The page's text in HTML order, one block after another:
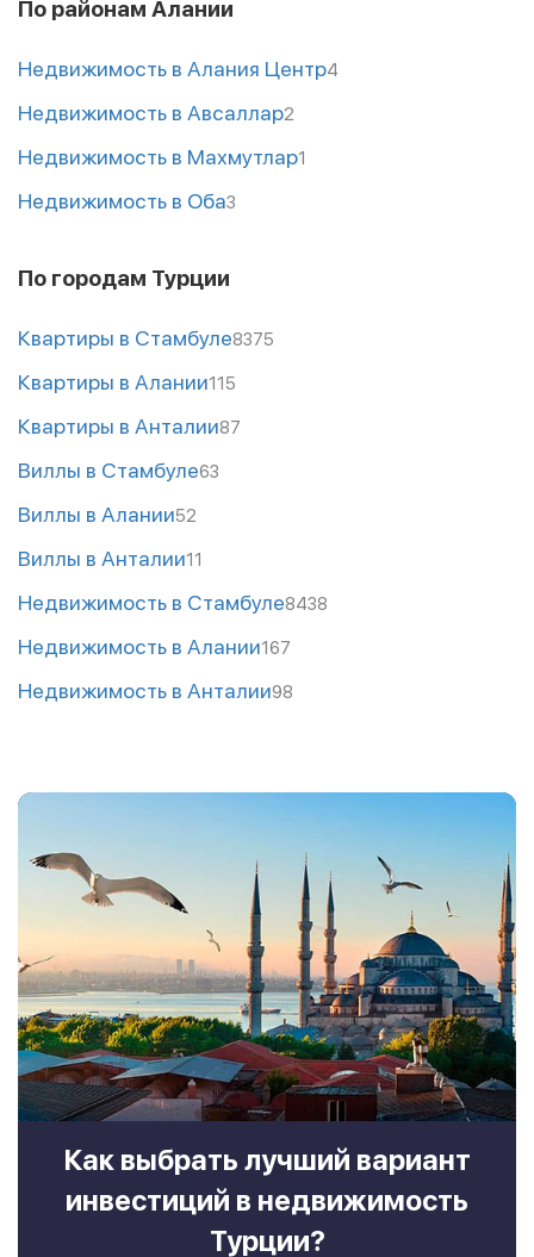
По районам Алании
Недвижимость в Алания Центр4
Недвижимость в Авсаллар2
Недвижимость в Махмутлар1
Недвижимость в Оба3
По городам Турции
Квартиры в Стамбуле8375
Квартиры в Алании115
Квартиры в Анталии87
Виллы в Стамбуле63
Виллы в Алании52
Виллы в Анталии11
Недвижимость в Стамбуле8438
Недвижимость в Алании167
Недвижимость в Анталии98
Как выбрать лучший вариант
инвестиций в недвижимость
Турции?